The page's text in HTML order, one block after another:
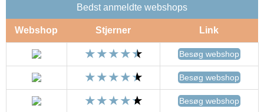
Bedst anmeldte webshops
Webshop Stjerner Link
Besøg webshop
Besøg webshop
Besøg webshop